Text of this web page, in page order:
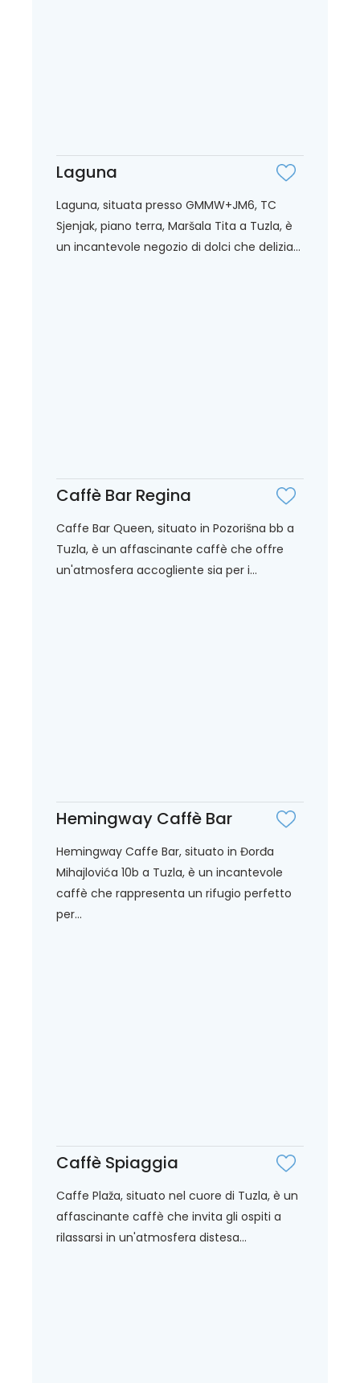
Laguna
Laguna, situata presso GMMW+JM6, TC
Sjenjak, piano terra, Maršala Tita a Tuzla, è
un incantevole negozio di dolci che delizia...
Caffè Bar Regina
Caffe Bar Queen, situato in Pozorišna bb a
Tuzla, è un affascinante caffè che offre
un'atmosfera accogliente sia per i...
Hemingway Caffè Bar
Hemingway Caffe Bar, situato in Đorđa
Mihajlovića 10b a Tuzla, è un incantevole
caffè che rappresenta un rifugio perfetto
per...
Caffè Spiaggia
Caffe Plaža, situato nel cuore di Tuzla, è un
affascinante caffè che invita gli ospiti a
rilassarsi in un'atmosfera distesa...